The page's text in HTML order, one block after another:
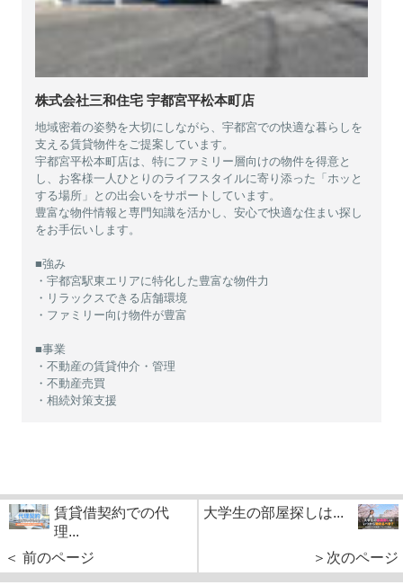
株式会社三和住宅 宇都宮平松本町店
地域密着の姿勢を大切にしながら、宇都宮での快適な暮らしを
支える賃貸物件をご提案しています。
宇都宮平松本町店は、特にファミリー層向けの物件を得意と
し、お客様一人ひとりのライフスタイルに寄り添った「ホッと
する場所」との出会いをサポートしています。
豊富な物件情報と専門知識を活かし、安心で快適な住まい探し
をお手伝いします。
■強み
・宇都宮駅東エリアに特化した豊富な物件力
・リラックスできる店舗環境
・ファミリー向け物件が豊富
■事業
・不動産の賃貸仲介・管理
・不動産売買
・相続対策支援
賃貸借契約での代
理...
＜ 前のページ
大学生の部屋探しは...
＞次のページ